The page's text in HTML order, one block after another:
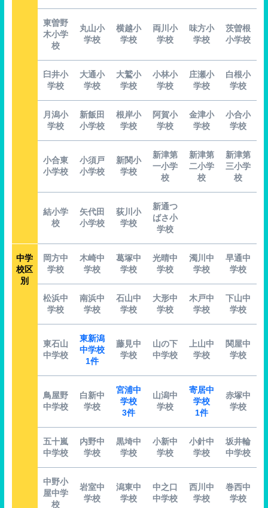
東曽野
木小学
校
丸山小
学校
横越小
学校
両川小
学校
味方小
学校
茨曽根
小学校
臼井小
学校
大通小
学校
大鷲小
学校
小林小
学校
庄瀬小
学校
白根小
学校
月潟小
学校
新飯田
小学校
根岸小
学校
阿賀小
学校
金津小
学校
小合小
学校
小合東
小学校
小須戸
小学校
新関小
学校
新津第
一小学
校
新津第
二小学
校
新津第
三小学
校
結小学
校
矢代田
小学校
荻川小
学校
新通つ
ばさ小
学校
中学
校区
別
岡方中
学校
木崎中
学校
葛塚中
学校
光晴中
学校
濁川中
学校
早通中
学校
松浜中
学校
南浜中
学校
石山中
学校
大形中
学校
木戸中
学校
下山中
学校
東石山
中学校
東新潟
中学校
1件
藤見中
学校
山の下
中学校
上山中
学校
関屋中
学校
鳥屋野
中学校
白新中
学校
宮浦中
学校
3件
山潟中
学校
寄居中
学校
1件
赤塚中
学校
五十嵐
中学校
内野中
学校
黒埼中
学校
小新中
学校
小針中
学校
坂井輪
中学校
中野小
屋中学
校
岩室中
学校
潟東中
学校
中之口
中学校
西川中
学校
巻西中
学校